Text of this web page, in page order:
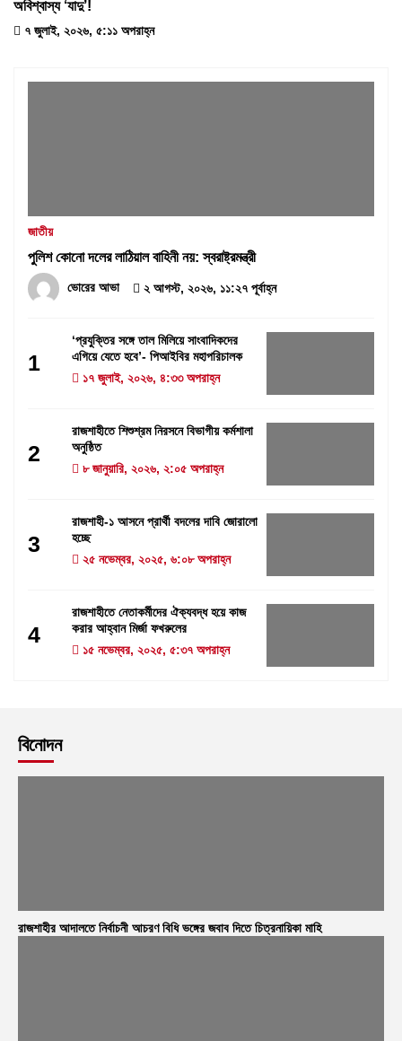
অবিশ্বাস্য ‘যাদু’!
৭ জুলাই, ২০২৬, ৫:১১ অপরাহ্ন
জাতীয়
পুলিশ কোনো দলের লাঠিয়াল বাহিনী নয়: স্বরাষ্ট্রমন্ত্রী
ভোরের আভা ২ আগস্ট, ২০২৬, ১১:২৭ পূর্বাহ্ন
1
‘প্রযুক্তির সঙ্গে তাল মিলিয়ে সাংবাদিকদের
এগিয়ে যেতে হবে’- পিআইবির মহাপরিচালক
১৭ জুলাই, ২০২৬, ৪:৩৩ অপরাহ্ন
2
রাজশাহীতে শিশুশ্রম নিরসনে বিভাগীয় কর্মশালা
অনুষ্ঠিত
৮ জানুয়ারি, ২০২৬, ২:০৫ অপরাহ্ন
3
রাজশাহী-১ আসনে প্রার্থী বদলের দাবি জোরালো
হচ্ছে
২৫ নভেম্বর, ২০২৫, ৬:০৮ অপরাহ্ন
4
রাজশাহীতে নেতাকর্মীদের ঐক্যবদ্ধ হয়ে কাজ
করার আহ্বান মির্জা ফখরুলের
১৫ নভেম্বর, ২০২৫, ৫:৩৭ অপরাহ্ন
বিনোদন
রাজশাহীর আদালতে নির্বাচনী আচরণ বিধি ভঙ্গের জবাব দিতে চিত্রনায়িকা মাহি